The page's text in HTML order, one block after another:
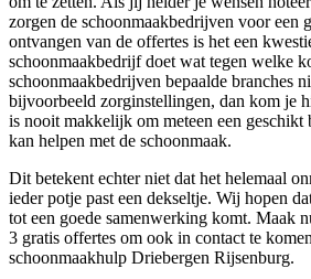
zorgen de schoonmaakbedrijven voor een
ontvangen van de offertes is het een
schoonmaakbedrijf doet wat tegen welke
schoonmaakbedrijven bepaalde branches
bijvoorbeeld zorginstellingen, dan kom je
is nooit makkelijk om meteen een
kan helpen met de schoonmaak.
Dit betekent echter niet dat het helemaal
ieder potje past een dekseltje. Wij hopen
tot een goede samenwerking komt. Maak
3 gratis offertes om ook in contact te
schoonmaakhulp Driebergen Rijsenburg.